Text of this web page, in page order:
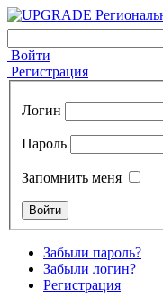
Войти
Регистрация
Логин
Пароль
Запомнить меня
Забыли пароль?
Забыли логин?
Регистрация